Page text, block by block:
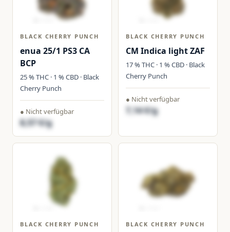
BLACK CHERRY PUNCH
enua 25/1 PS3 CA
BCP
25 % THC · 1 % CBD · Black
Cherry Punch
● Nicht verfügbar
8,57 €/g
BLACK CHERRY PUNCH
CM Indica light ZAF
17 % THC · 1 % CBD · Black
Cherry Punch
● Nicht verfügbar
7,14 €/g
BLACK CHERRY PUNCH BLACK CHERRY PUNCH